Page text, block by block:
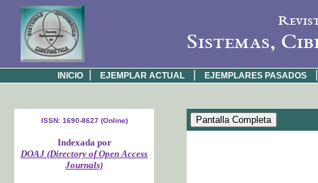
Sistemas,
INICIO EJEMPLAR ACTUAL EJEMPLARES PASADOS
ISSN: 1690-8627 (Online)
Indexada por
DOAJ (Directory of Open Access
Journals)